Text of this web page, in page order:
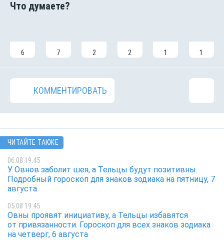
6 7 2 2 1 1
КОММЕНТИРОВАТЬ
ЧИТАЙТЕ ТАКЖЕ
06.08 19:45
У Овнов заболит шея, а Тельцы будут позитивны.
Подробный гороскоп для знаков зодиака на пятницу, 7
августа
05.08 19:45
Овны проявят инициативу, а Тельцы избавятся
от привязанности. Гороскоп для всех знаков зодиака
на четверг, 6 августа